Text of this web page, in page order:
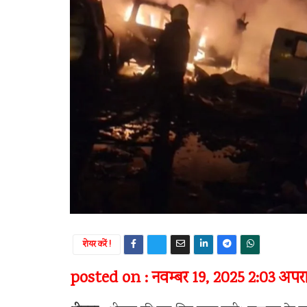
शेयर करें !
posted on : नवम्बर 19, 2025 2:03